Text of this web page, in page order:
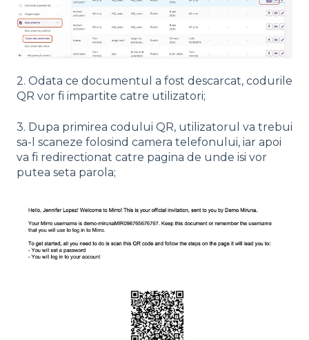
2. Odata ce documentul a fost descarcat, codurile
QR vor fi impartite catre utilizatori;
3. Dupa primirea codului QR, utilizatorul va trebui
sa-l scaneze folosind camera telefonului, iar apoi
va fi redirectionat catre pagina de unde isi vor
putea seta parola;